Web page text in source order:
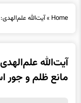
مانع ظلم و جور